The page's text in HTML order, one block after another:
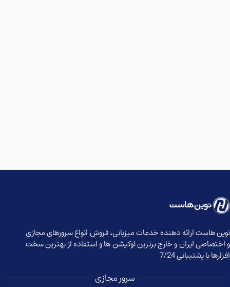
هاست ارائه دهنده خدمات میزبانی، فروش انواع سرورهای مجازی
اختصاصی ایران و خارج برترین لوکیشن ها و استفاده از بهترین سخت
با پشتیبانی 7/24
سرور مجازی